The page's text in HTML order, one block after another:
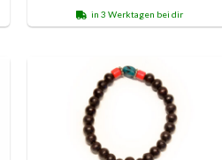
in 3 Werktagen bei dir